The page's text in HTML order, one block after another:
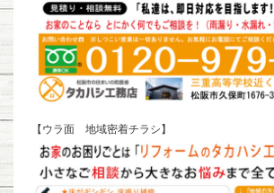
【ウラ面 地域密着チラシ】